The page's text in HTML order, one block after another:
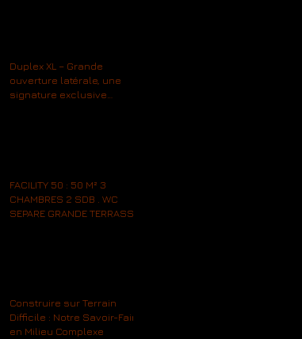
Duplex XL – Grande
ouverture latérale, une
signature exclusive
FACILITY 50 : 50 M² 3
CHAMBRES 2 SDB . WC
SEPARE GRANDE TERRASSE
Construire sur Terrain
Difficile : Notre Savoir-Faire
en Milieu Complexe